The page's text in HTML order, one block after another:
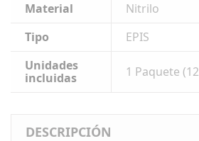
Material
Nitrilo
Tipo
EPIS
Unidades
incluidas
1 Paquete
DESCRIPCIÓN